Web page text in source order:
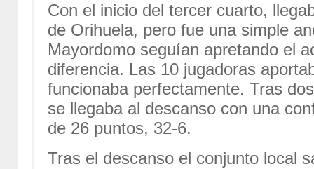
Con el inicio del tercer cuarto,
de Orihuela, pero fue una simple
Mayordomo seguían apretando el
diferencia. Las 10 jugadoras
funcionaba perfectamente. Tras
se llegaba al descanso con una
de 26 puntos, 32-6.
Tras el descanso el conjunto local